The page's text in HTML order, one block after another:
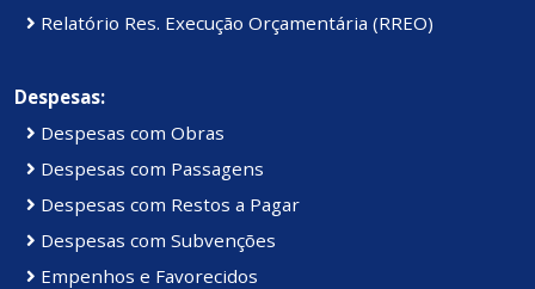
Relatório Res. Execução Orçamentária (RREO)
Despesas:
Despesas com Obras
Despesas com Passagens
Despesas com Restos a Pagar
Despesas com Subvenções
Empenhos e Favorecidos